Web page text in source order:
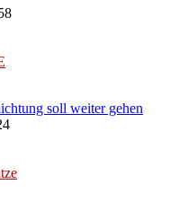
soll weiter gehen